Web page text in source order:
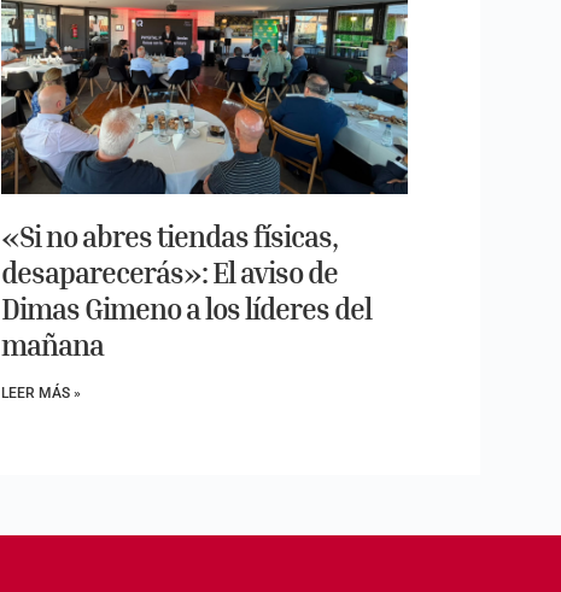
«Si no abres tiendas físicas,
desaparecerás»: El aviso de
Dimas Gimeno a los líderes del
mañana
LEER MÁS »